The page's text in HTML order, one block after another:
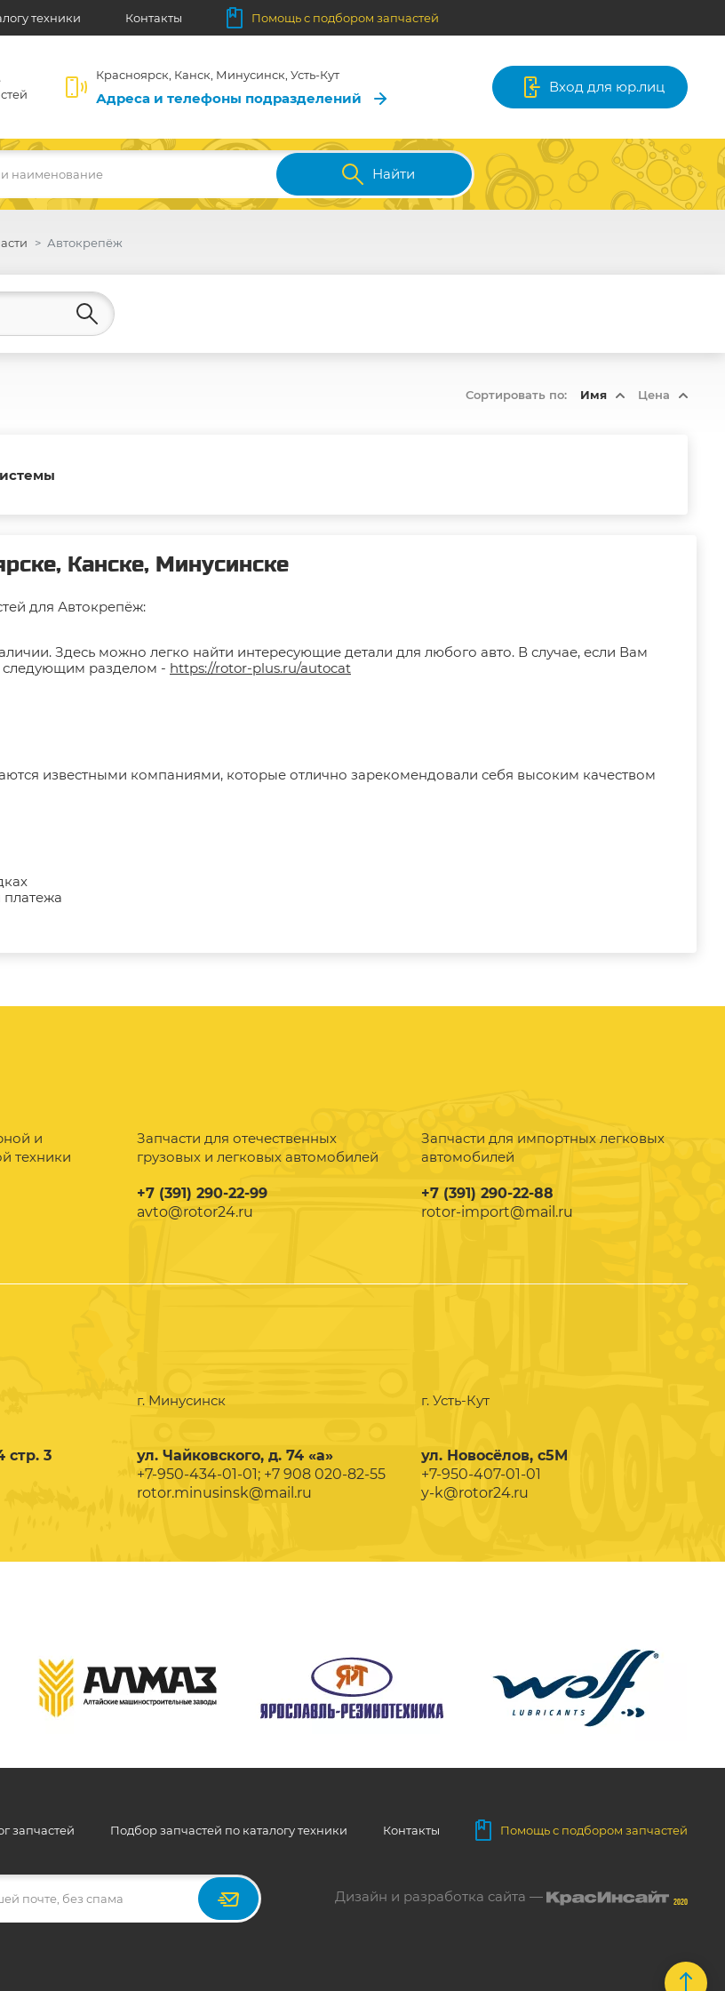
техники Контакты Помощь с подбором запчастей
Красноярск, Канск, Минусинск, Усть-Кут
Адреса и телефоны подразделений
Вход для юр.лиц
наименование Найти
Автокрепёж
Сортировать по: Имя Цена
Канске, Минусинске
для Автокрепёж:
Здесь можно легко найти интересующие детали для любого авто. В случае, если Вам
следующим разделом - https://rotor-plus.ru/autocat
известными компаниями, которые отлично зарекомендовали себя высоким качеством
платежа
и
техники
Запчасти для отечественных
грузовых и легковых автомобилей
+7 (391) 290-22-99
avto@rotor24.ru
Запчасти для импортных легковых
автомобилей
+7 (391) 290-22-88
rotor-import@mail.ru
стр. 3
г. Минусинск
ул. Чайковского, д. 74 «а»
+7-950-434-01-01; +7 908 020-82-55
rotor.minusinsk@mail.ru
г. Усть-Кут
ул. Новосёлов, с5М
+7-950-407-01-01
y-k@rotor24.ru
запчастей Подбор запчастей по каталогу техники Контакты Помощь с подбором запчастей
Дизайн и разработка сайта — 2020